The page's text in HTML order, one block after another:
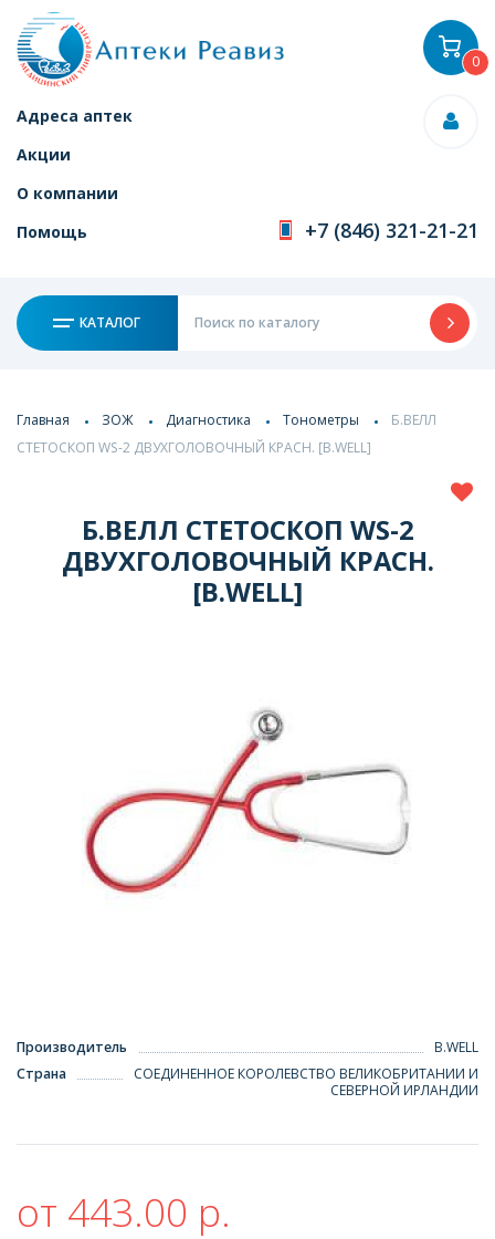
Адреса аптек
Акции
О компании
Помощь
+7 (846) 321-21-21
КАТАЛОГ
0
Главная ЗОЖ Диагностика Тонометры
Б.ВЕЛЛ
СТЕТОСКОП WS-2 ДВУХГОЛОВОЧНЫЙ КРАСН. [B.WELL]
Б.ВЕЛЛ СТЕТОСКОП WS-2
ДВУХГОЛОВОЧНЫЙ КРАСН.
[B.WELL]
Производитель
B.WELL
Страна
СОЕДИНЕННОЕ КОРОЛЕВСТВО ВЕЛИКОБРИТАНИИ И
СЕВЕРНОЙ ИРЛАНДИИ
от 443.00 р.